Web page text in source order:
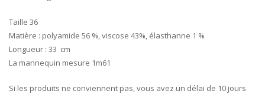
Taille 36
Matière : polyamide 56 %, viscose 43%, élasthanne 1 %
Longueur : 33 cm
La mannequin mesure 1m61
Si les produits ne conviennent pas, vous avez un délai de 10 jours